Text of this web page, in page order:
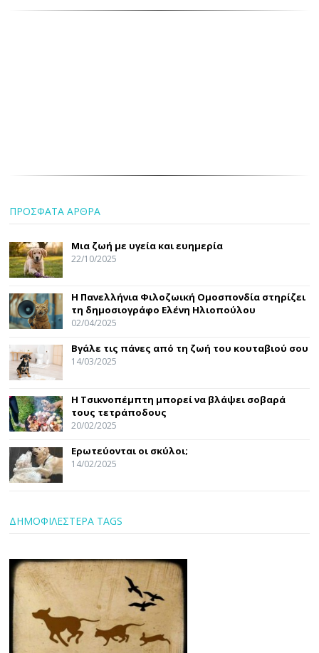
ΠΡΟΣΦΑΤΑ ΑΡΘΡΑ
Μια ζωή με υγεία και ευημερία
22/10/2025
Η Πανελλήνια Φιλοζωική Ομοσπονδία στηρίζει
τη δημοσιογράφο Ελένη Ηλιοπούλου
02/04/2025
Βγάλε τις πάνες από τη ζωή του κουταβιού σου
14/03/2025
Η Τσικνοπέμπτη μπορεί να βλάψει σοβαρά
τους τετράποδους
20/02/2025
Ερωτεύονται οι σκύλοι;
14/02/2025
ΔΗΜΟΦΙΛΕΣΤΕΡΑ TAGS